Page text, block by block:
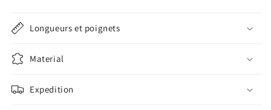
Longueurs et poignets
Material
Expedition